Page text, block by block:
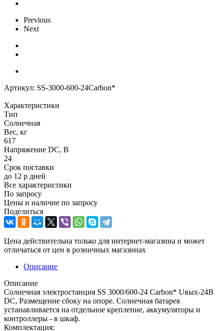
Previous
Next
Артикул: SS-3000-600-24Carbon*
Характеристики
Тип
Солнечная
Вес, кг
617
Напряжение DC, В
24
Срок поставки
до 12 р дней
Все характеристики
По запросу
Цены и наличие по запросу
Поделиться
Цена действительна только для интернет-магазина и может
отличаться от цен в розничных магазинах
Описание
Описание
Солнечная электростанция SS 3000/600-24 Carbon* Uвых-24В
DC, Размещение сбоку на опоре. Солнечная батарея
устанавливается на отдельное крепление, аккумуляторы и
контроллеры - в шкаф.
Комплектация: